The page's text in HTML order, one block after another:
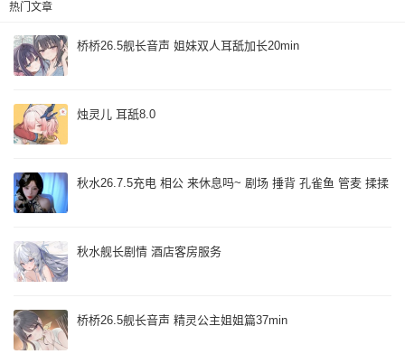
热门文章
桥桥26.5舰长音声 姐妹双人耳舐加长20min
烛灵儿 耳舐8.0
秋水26.7.5充电 相公 来休息吗~ 剧场 捶背 孔雀鱼 管麦 揉揉
秋水舰长剧情 酒店客房服务
桥桥26.5舰长音声 精灵公主姐姐篇37min